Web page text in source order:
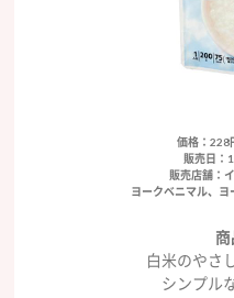
価格：228
販売日：
販売店舗：
ヨークベニマル、ヨ
白米のやさ
シンプル